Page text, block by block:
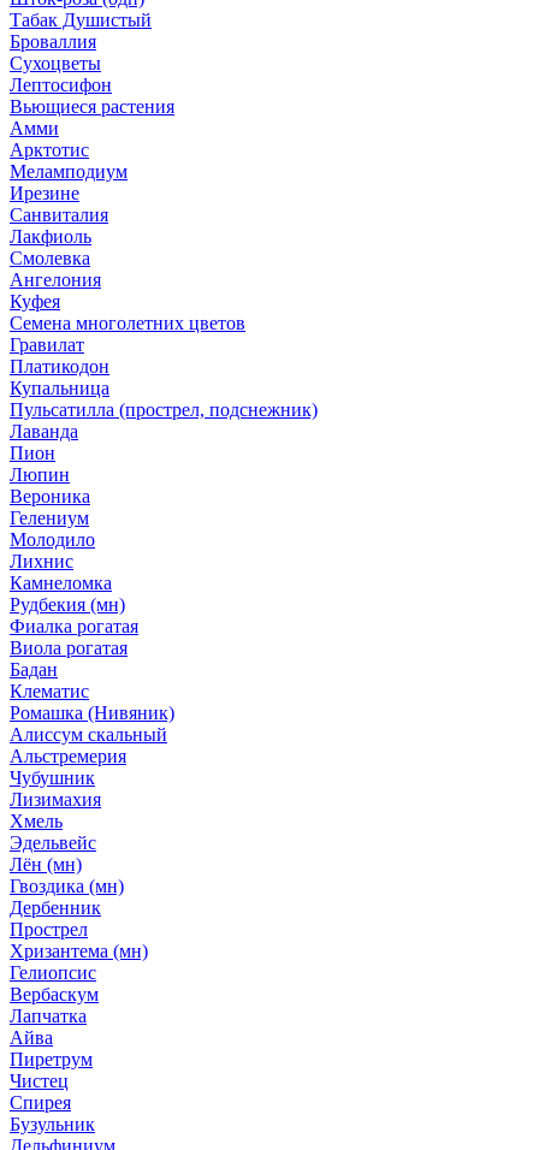
Табак Душистый
Броваллия
Сухоцветы
Лептосифон
Вьющиеся растения
Амми
Арктотис
Меламподиум
Ирезине
Санвиталия
Лакфиоль
Смолевка
Ангелония
Куфея
Семена многолетних цветов
Гравилат
Платикодон
Купальница
Пульсатилла (прострел, подснежник)
Лаванда
Пион
Люпин
Вероника
Гелениум
Молодило
Лихнис
Камнеломка
Рудбекия (мн)
Фиалка рогатая
Виола рогатая
Бадан
Клематис
Ромашка (Нивяник)
Алиссум скальный
Альстремерия
Чубушник
Лизимахия
Хмель
Эдельвейс
Лён (мн)
Гвоздика (мн)
Дербенник
Прострел
Хризантема (мн)
Гелиопсис
Вербаскум
Лапчатка
Айва
Пиретрум
Чистец
Спирея
Бузульник
Дельфиниум